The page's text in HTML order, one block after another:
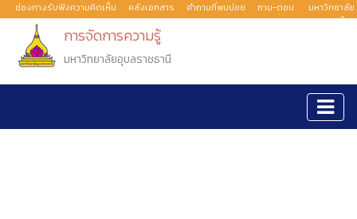
ช่องทางรับฟังความคิดเห็น คลังเอกสาร คำถามที่พบบ่อย ถาม-ตอบ
มหาวิทยาลัย
อุบลราชธานี
การจัดการความรู้
มหาวิทยาลัยอุบลราชธานี